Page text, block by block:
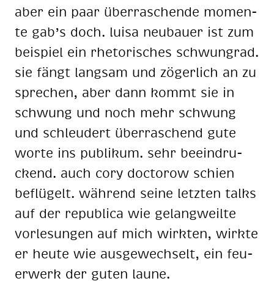
aber ein paar über­ra­schen­de mo­men­
te gab’s doch. lui­sa neu­bau­er ist zum
bei­spiel ein rhe­to­ri­sches schwung­rad.
sie fängt lang­sam und zö­ger­lich an zu
spre­chen, aber dann kommt sie in
schwung und noch mehr schwung
und schleu­dert über­ra­schend gute
wor­te ins pu­bli­kum. sehr be­ein­dru­
ckend. auch cory doc­to­row schien
be­flü­gelt. wäh­rend sei­ne letz­ten talks
auf der re­pu­bli­ca wie ge­lang­weil­te
vor­le­sun­gen auf mich wirk­ten, wirk­te
er heu­te wie aus­ge­wech­selt, ein feu­
er­werk der gu­ten lau­ne.